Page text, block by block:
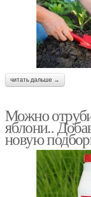
читать дальше →
Можно
яблони..
новую